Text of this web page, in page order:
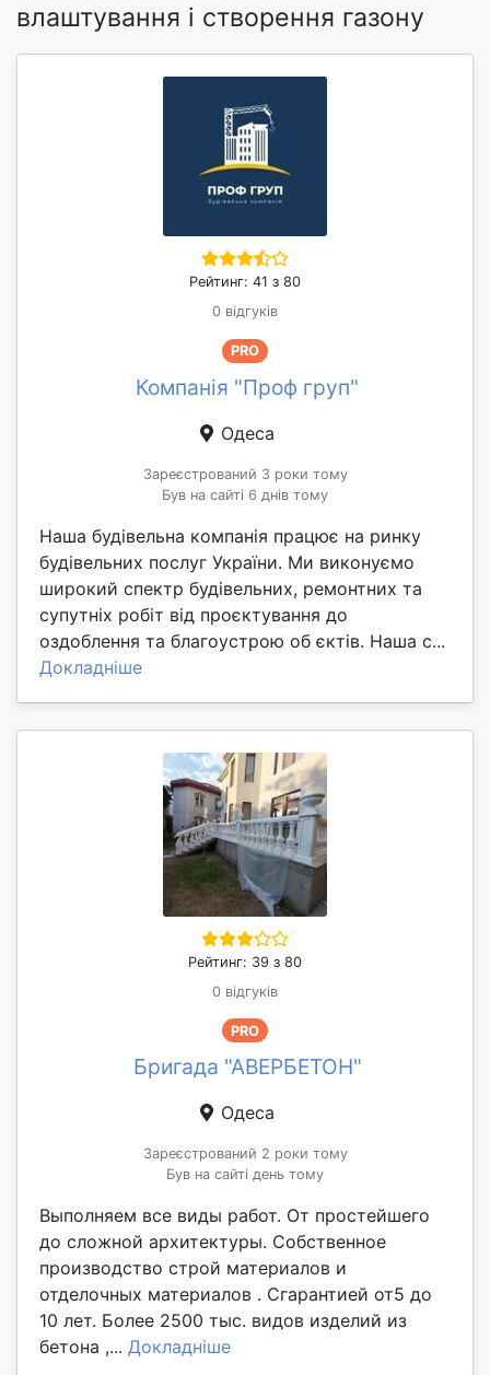
влаштування і створення газону
Рейтинг: 41 з 80
0 відгуків
PRO
Компанія "Проф груп"
Одеса
Зареєстрований 3 роки тому
Був на сайті 6 днів тому
Наша будівельна компанія працює на ринку
будівельних послуг України. Ми виконуємо
широкий спектр будівельних, ремонтних та
супутніх робіт від проєктування до
оздоблення та благоустрою об єктів. Наша с...
Докладніше
Рейтинг: 39 з 80
0 відгуків
PRO
Бригада "АВЕРБЕТОН"
Одеса
Зареєстрований 2 роки тому
Був на сайті день тому
Выполняем все виды работ. От простейшего
до сложной архитектуры. Собственное
производство строй материалов и
отделочных материалов . Сгарантией от5 до
10 лет. Более 2500 тыс. видов изделий из
бетона ,... Докладніше